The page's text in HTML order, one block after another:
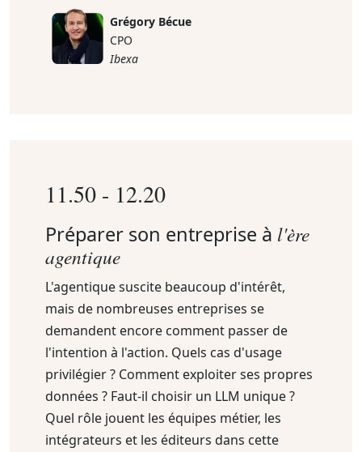
Grégory Bécue
CPO
Ibexa
11.50 - 12.20
Préparer son entreprise à l'ère
agentique
L'agentique suscite beaucoup d'intérêt,
mais de nombreuses entreprises se
demandent encore comment passer de
l'intention à l'action. Quels cas d'usage
privilégier ? Comment exploiter ses propres
données ? Faut-il choisir un LLM unique ?
Quel rôle jouent les équipes métier, les
intégrateurs et les éditeurs dans cette